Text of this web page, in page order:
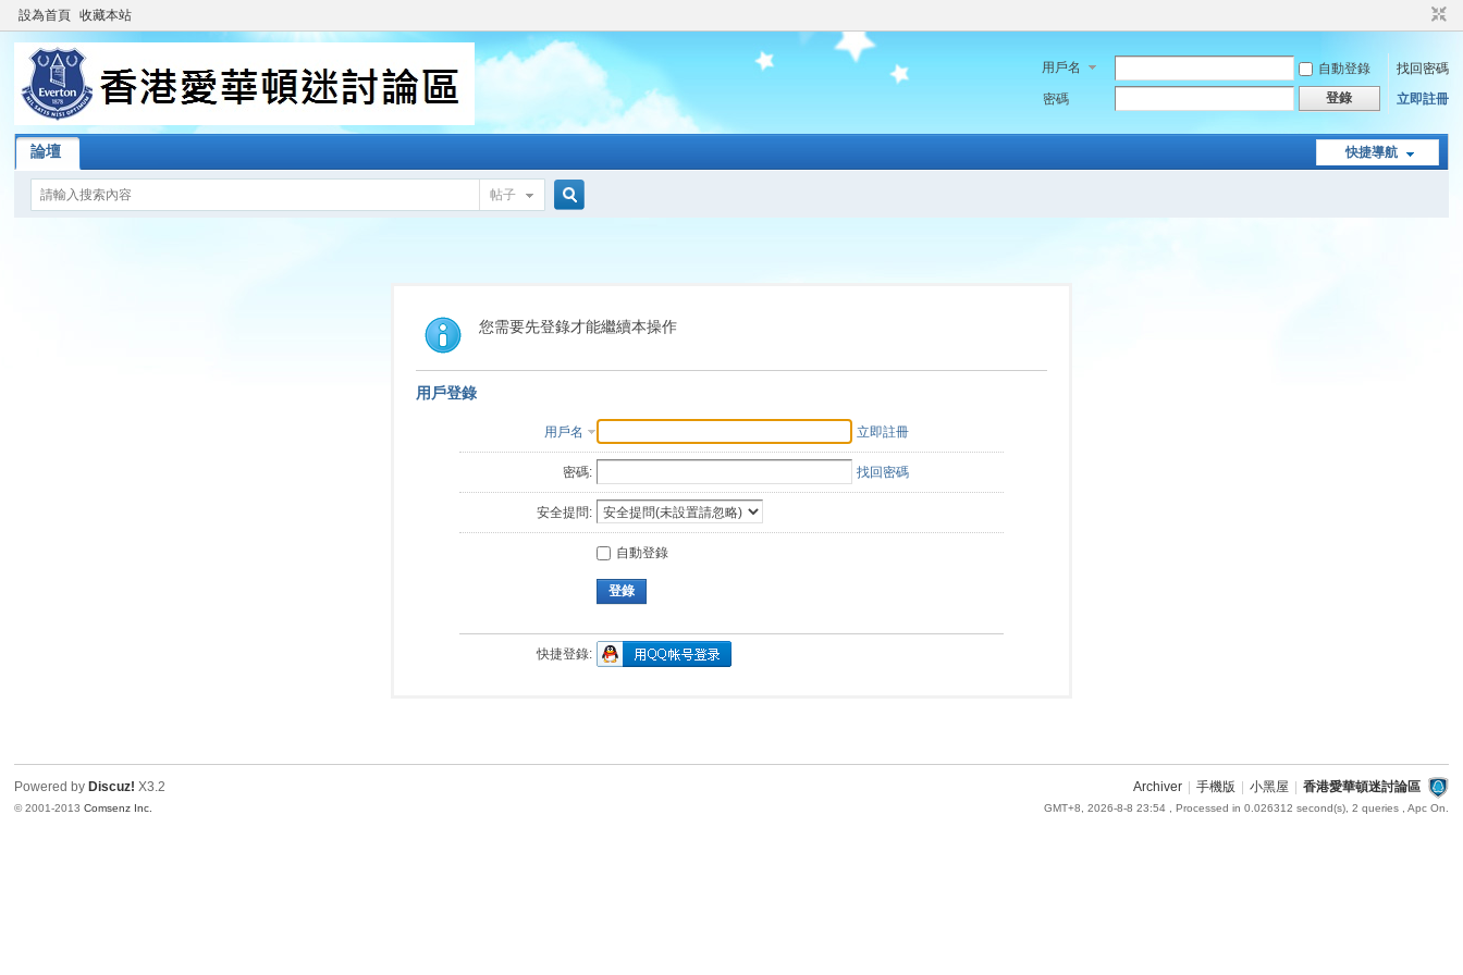
設為首頁 收藏本站
用戶名 自動登錄
找回密碼
密碼
登錄 立即註冊
快捷導航
論壇
帖子
索
您需要先登錄才能繼續本操作
用戶登錄
用戶名 立即註冊
密碼: 找回密碼
安全提問:
自動登錄
登錄
快捷登錄:
Archiver 手機版 小黑屋 香港愛華頓迷討論區
GMT+8, 2026-8-8 23:54, Processed in 0.026312 second(s), 2 queries , Apc On.
Powered by Discuz! X3.2
© 2001-2013Comsenz Inc.